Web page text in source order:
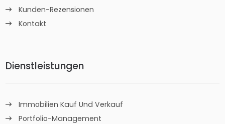
Kunden-Rezensionen
Kontakt
Dienstleistungen
Immobilien Kauf Und Verkauf
Portfolio-Management